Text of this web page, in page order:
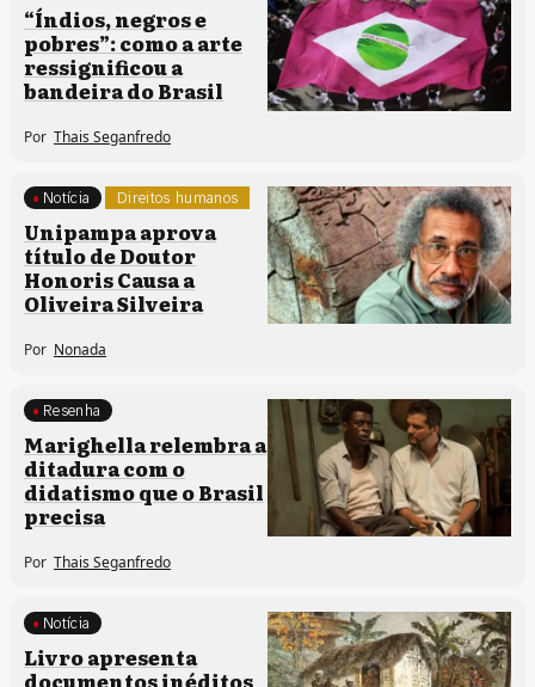
Processos artísticos
“Índios, negros e
pobres”: como a arte
ressignificou a
bandeira do Brasil
Por Thais Seganfredo
Direitos humanos
Notícia
Unipampa aprova
título de Doutor
Honoris Causa a
Oliveira Silveira
Por Nonada
Processos artísticos
Resenha
Marighella relembra a
ditadura com o
didatismo que o Brasil
precisa
Por Thais Seganfredo
Memória e patrimônio
Notícia
Livro apresenta
documentos inéditos